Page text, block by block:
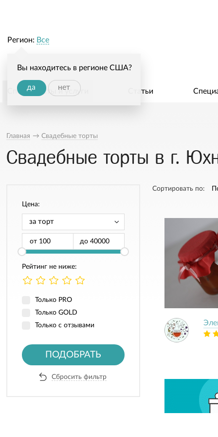
Регион: Все
Вы находитесь в регионе США?
да нет
Специалисты и услуги Статьи
Главная → Свадебные торты
Свадебные торты в г.
Цена:
от до
Рейтинг не ниже:
Только PRO
Только GOLD
Только с отзывами
ПОДОБРАТЬ
Сбросить фильтр
Сортировать по: